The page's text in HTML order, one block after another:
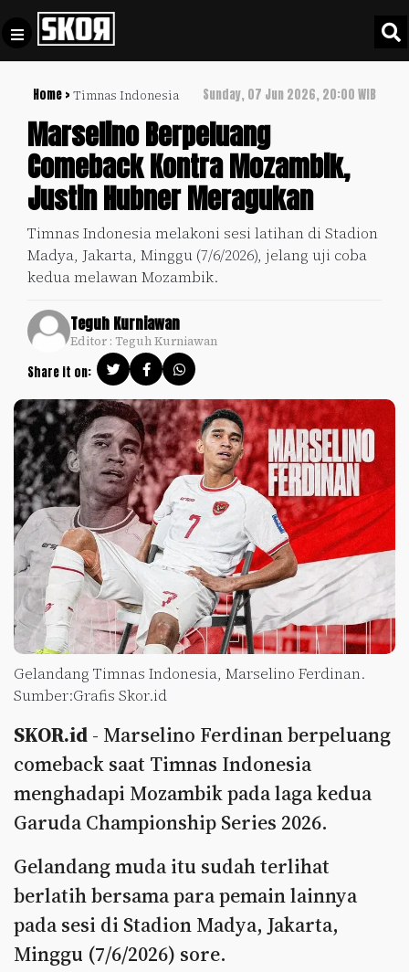
Home > Timnas Indonesia Sunday, 07 Jun 2026, 20:00 WIB
Marselino Berpeluang
Comeback Kontra Mozambik,
Justin Hubner Meragukan
Timnas Indonesia melakoni sesi latihan di Stadion
Madya, Jakarta, Minggu (7/6/2026), jelang uji coba
kedua melawan Mozambik.
Teguh Kurniawan
Editor : Teguh Kurniawan
Share it on:
Gelandang Timnas Indonesia, Marselino Ferdinan.
Sumber:Grafis Skor.id
SKOR.id - Marselino Ferdinan berpeluang
comeback saat Timnas Indonesia
menghadapi Mozambik pada laga kedua
Garuda Championship Series 2026.
Gelandang muda itu sudah terlihat
berlatih bersama para pemain lainnya
pada sesi di Stadion Madya, Jakarta,
Minggu (7/6/2026) sore.
Football +
Culture +
+
Timnas
Indonesia
SKOR
SPECIAL
Video
Policy
Pedoman
Pemberitaan
Media
Siber
Disclaimer
Kami